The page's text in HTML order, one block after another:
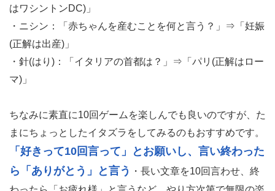
はワシントンDC)」
・ニシン：「赤ちゃんを産むことを何と言う？」⇒「妊娠
(正解は出産)」
・針(はり)：「イタリアの首都は？」⇒「パリ(正解はロー
マ)」
ちなみに素直に10回ゲームを楽しんでも良いのですが、た
まにちょっとしたイタズラをしてみるのもおすすめです。
「好きって10回言って」とお願いし、言い終わった
ら「ありがとう」と言う
・長い文章を10回言わせ、終